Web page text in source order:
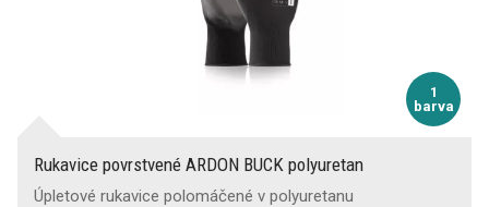
1
barva
Rukavice povrstvené ARDON BUCK polyuretan
Úpletové rukavice polomáčené v polyuretanu